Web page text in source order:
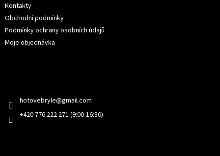
Kontakty
Obchodní podmínky
Podmínky ochrany osobních údajů
Moje objednávka
hotovebryle@gmail.com
+420 776 222 271 (9:00-16:30)